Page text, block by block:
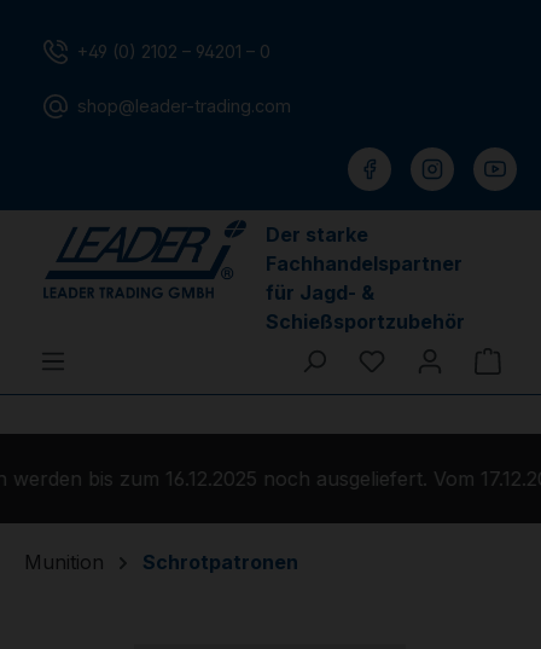
+49 (0) 2102 – 94201 – 0
shop@leader-trading.com
Der starke
Fachhandelspartner
für Jagd- &
Schießsportzubehör
Du hast 0
bis zum 16.12.2025 noch ausgeliefert. Vom
Munition Schrotpatronen